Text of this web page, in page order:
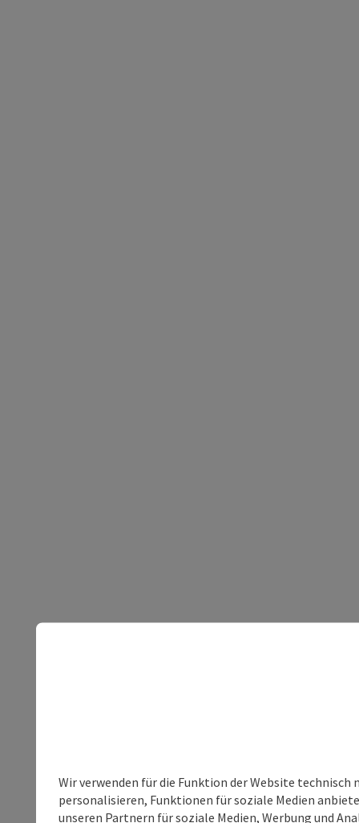
Wir verwenden für die Funktion der Website
personalisieren, Funktionen für soziale Medien
unseren Partnern für soziale Medien, Werbung und